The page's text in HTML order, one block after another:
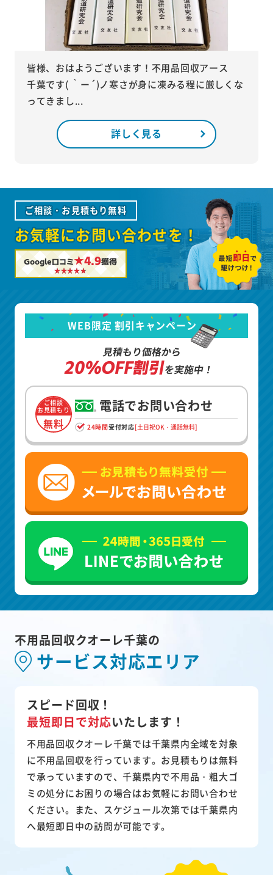
皆様、おはようございます！不用品回収アース
千葉です( ｀ー´)ノ寒さが身に凍みる程に厳しくな
ってきまし...
詳しく見る
ご相談・お見積もり無料
お気軽にお問い合わせを！
Google口コミ★4.9獲得
WEB限定 割引キャンペーン
見積もり価格から
20%OFF割引を実施中！
ご相談
お見積もり
無料
電話でお問い合わせ
24時間受付対応[土日祝OK・通話無料]
不用品回収クオーレ千葉の
サービス対応エリア
スピード回収！
最短即日で対応いたします！
不用品回収クオーレ千葉では千葉県内全域を対象
に不用品回収を行っています。お見積もりは無料
で承っていますので、千葉県内で不用品・粗大ゴ
ミの処分にお困りの場合はお気軽にお問い合わせ
ください。また、スケジュール次第では千葉県内
へ最短即日中の訪問が可能です。